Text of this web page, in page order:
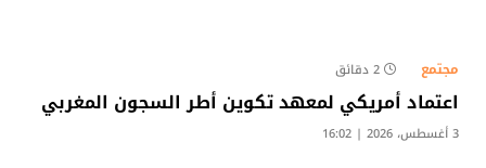
مجتمع 2 دقائق
اعتماد أمريكي لمعهد تكوين أطر السجون المغربي
3 أغسطس، 2026 | 16:02